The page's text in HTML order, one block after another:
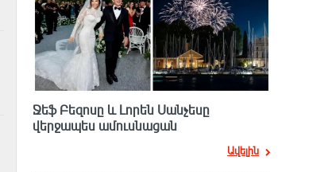
Ջեֆ Բեզոսը և Լորեն Սանչեսը
վերջապես ամուսնացան
Ավելին